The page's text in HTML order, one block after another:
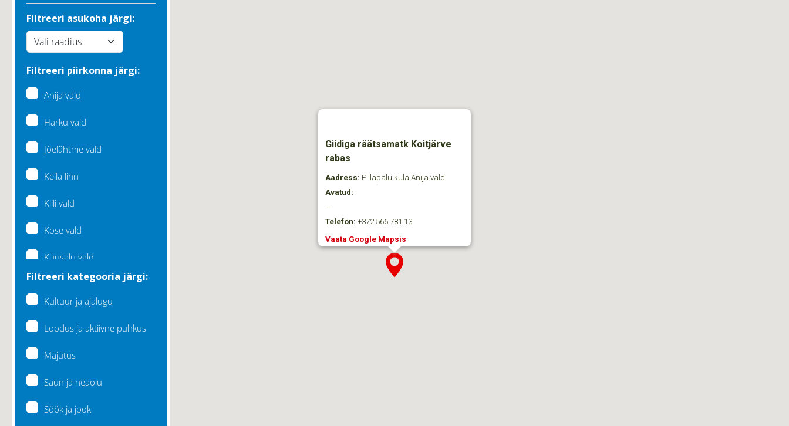
Filtreeri asukoha järgi:
Filtreeri piirkonna järgi:
Anija vald
Harku vald
Jõelähtme vald
Keila linn
Kiili vald
Kose vald
Kuusalu vald
Lääne-Harju vald
Filtreeri kategooria järgi:
Kultuur ja ajalugu
Loodus ja aktiivne puhkus
Majutus
Saun ja heaolu
Söök ja jook
Giidiga räätsamatk Koitjärve
rabas
Aadress: Pillapalu küla Anija vald
Avatud:
—
Telefon: +372 566 781 13
Vaata Google Mapsis